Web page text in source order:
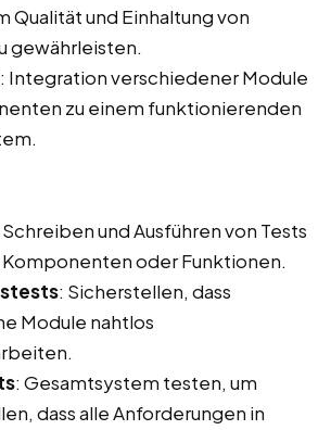
Qualität und Einhaltung von
gewährleisten.
: Integration verschiedener Module
zu einem funktionierenden
Schreiben und Ausführen von Tests
oder Funktionen.
: Sicherstellen, dass
Module nahtlos
: Gesamtsystem testen, um
dass alle Anforderungen in